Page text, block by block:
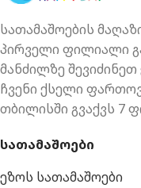
სათამაშოების
პირველი ფილიალი
მანძილზე
ჩვენი ქსელი
თბილისში გვაქვს 7
სათამაშოები
ეზოს სათამაშოები